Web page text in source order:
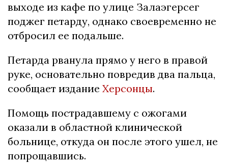
выходе из кафе по улице Залаэгерсег
поджег петарду, однако своевременно не
отбросил ее подальше.
Петарда рванула прямо у него в правой
руке, основательно повредив два пальца,
сообщает издание Херсонцы.
Помощь пострадавшему с ожогами
оказали в областной клинической
больнице, откуда он после этого ушел, не
попрощавшись.